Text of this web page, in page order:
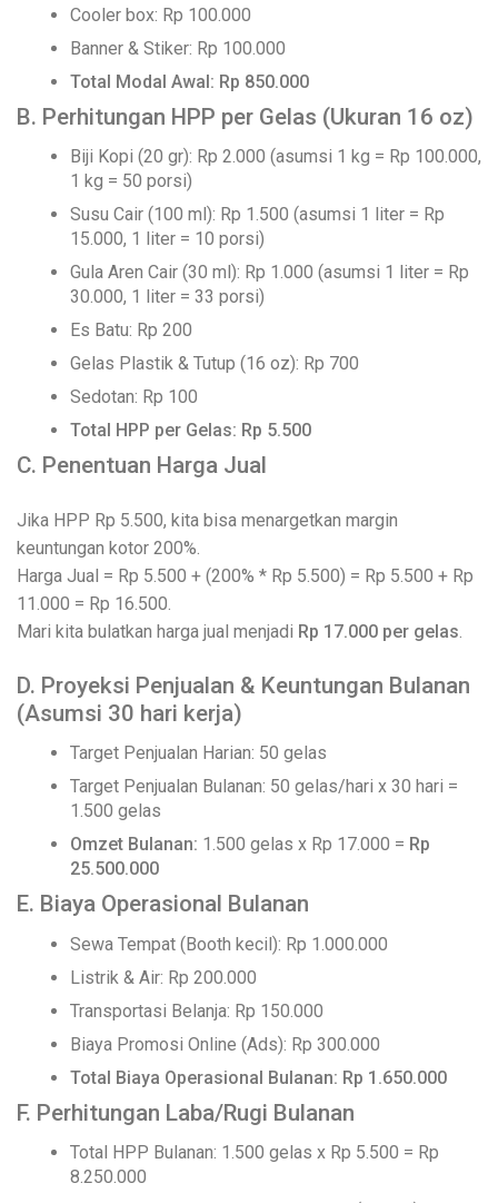
Cooler box: Rp 100.000
Banner & Stiker: Rp 100.000
Total Modal Awal: Rp 850.000
B. Perhitungan HPP per Gelas (Ukuran 16 oz)
Biji Kopi (20 gr): Rp 2.000 (asumsi 1 kg = Rp 100.000,
1 kg = 50 porsi)
Susu Cair (100 ml): Rp 1.500 (asumsi 1 liter = Rp
15.000, 1 liter = 10 porsi)
Gula Aren Cair (30 ml): Rp 1.000 (asumsi 1 liter = Rp
30.000, 1 liter = 33 porsi)
Es Batu: Rp 200
Gelas Plastik & Tutup (16 oz): Rp 700
Sedotan: Rp 100
Total HPP per Gelas: Rp 5.500
C. Penentuan Harga Jual
Jika HPP Rp 5.500, kita bisa menargetkan margin
keuntungan kotor 200%.
Harga Jual = Rp 5.500 + (200% * Rp 5.500) = Rp 5.500 + Rp
11.000 = Rp 16.500.
Mari kita bulatkan harga jual menjadi Rp 17.000 per gelas.
D. Proyeksi Penjualan & Keuntungan Bulanan
(Asumsi 30 hari kerja)
Target Penjualan Harian: 50 gelas
Target Penjualan Bulanan: 50 gelas/hari x 30 hari =
1.500 gelas
Omzet Bulanan: 1.500 gelas x Rp 17.000 = Rp
25.500.000
E. Biaya Operasional Bulanan
Sewa Tempat (Booth kecil): Rp 1.000.000
Listrik & Air: Rp 200.000
Transportasi Belanja: Rp 150.000
Biaya Promosi Online (Ads): Rp 300.000
Total Biaya Operasional Bulanan: Rp 1.650.000
F. Perhitungan Laba/Rugi Bulanan
Total HPP Bulanan: 1.500 gelas x Rp 5.500 = Rp
8.250.000